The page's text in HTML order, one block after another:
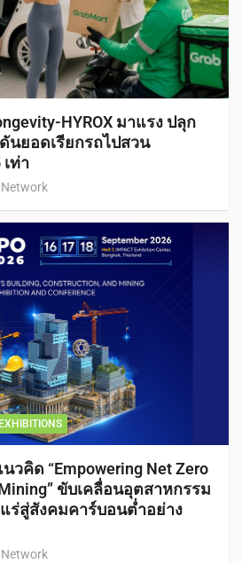
HYROX มาแรง ปลุก
นยอดเรียกรถไปสวน
ท่า
Network
วคิด “Empowering Net Zero
ขับเคลื่อนอุตสาหกรรม
ร่สู่สังคมคาร์บอนต่ำอย่าง
Network